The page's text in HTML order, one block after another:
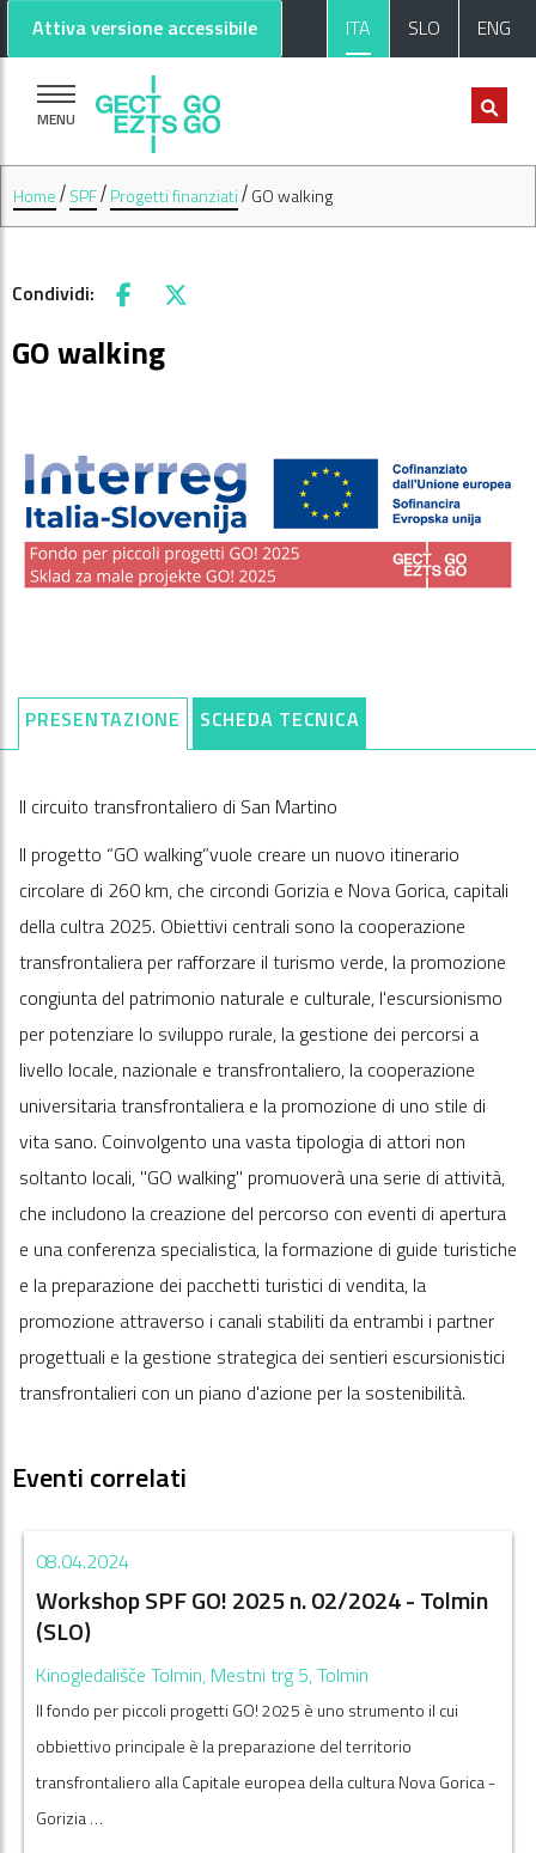
Attiva versione accessibile ITA SLO ENG
MENU
Home SPF Progetti finanziati GO walking
Condividi: Facebook
X
GO walking
PRESENTAZIONE SCHEDA TECNICA
Il circuito transfrontaliero di San Martino
Il progetto “GO walking”vuole creare un nuovo itinerario
circolare di 260 km, che circondi Gorizia e Nova Gorica, capitali
della cultra 2025. Obiettivi centrali sono la cooperazione
transfrontaliera per rafforzare il turismo verde, la promozione
congiunta del patrimonio naturale e culturale, l'escursionismo
per potenziare lo sviluppo rurale, la gestione dei percorsi a
livello locale, nazionale e transfrontaliero, la cooperazione
universitaria transfrontaliera e la promozione di uno stile di
vita sano. Coinvolgento una vasta tipologia di attori non
soltanto locali, "GO walking" promuoverà una serie di attività,
che includono la creazione del percorso con eventi di apertura
e una conferenza specialistica, la formazione di guide turistiche
e la preparazione dei pacchetti turistici di vendita, la
promozione attraverso i canali stabiliti da entrambi i partner
progettuali e la gestione strategica dei sentieri escursionistici
transfrontalieri con un piano d'azione per la sostenibilità.
Eventi correlati
08.04.2024
Workshop SPF GO! 2025 n. 02/2024 - Tolmin
(SLO)
Kinogledališče Tolmin, Mestni trg 5, Tolmin
Il fondo per piccoli progetti GO! 2025 è uno strumento il cui
obbiettivo principale è la preparazione del territorio
transfrontaliero alla Capitale europea della cultura Nova Gorica -
Gorizia …